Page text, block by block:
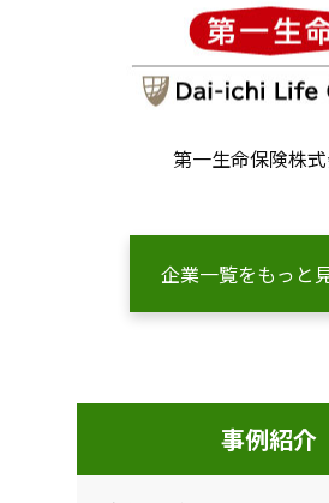
第一生命保険株
企業一覧をもっと
事例紹介